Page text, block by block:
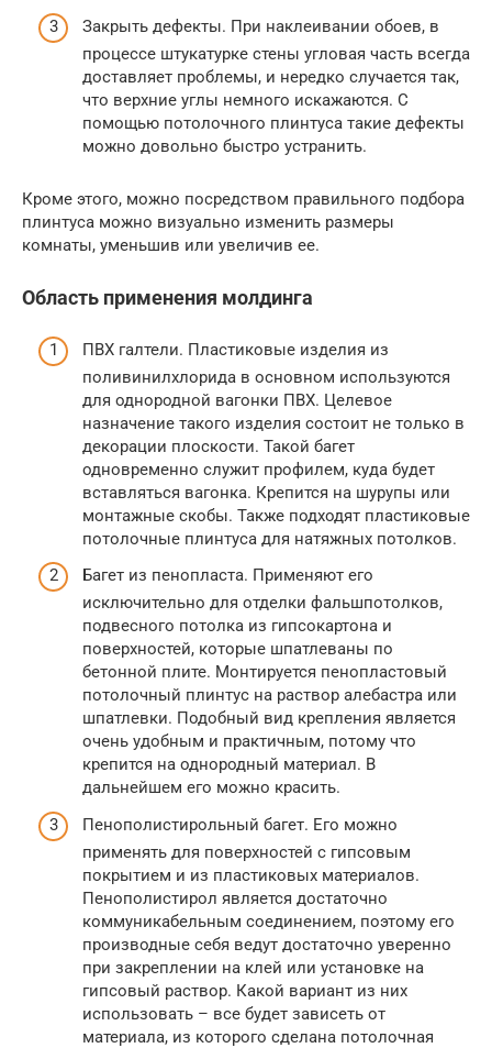
Закрыть дефекты. При наклеивании обоев, в
процессе штукатурке стены угловая часть всегда
доставляет проблемы, и нередко случается так,
что верхние углы немного искажаются. С
помощью потолочного плинтуса такие дефекты
можно довольно быстро устранить.
Кроме этого, можно посредством правильного подбора
плинтуса можно визуально изменить размеры
комнаты, уменьшив или увеличив ее.
Область применения молдинга
ПВХ галтели. Пластиковые изделия из
поливинилхлорида в основном используются
для однородной вагонки ПВХ. Целевое
назначение такого изделия состоит не только в
декорации плоскости. Такой багет
одновременно служит профилем, куда будет
вставляться вагонка. Крепится на шурупы или
монтажные скобы. Также подходят пластиковые
потолочные плинтуса для натяжных потолков.
Багет из пенопласта. Применяют его
исключительно для отделки фальшпотолков,
подвесного потолка из гипсокартона и
поверхностей, которые шпатлеваны по
бетонной плите. Монтируется пенопластовый
потолочный плинтус на раствор алебастра или
шпатлевки. Подобный вид крепления является
очень удобным и практичным, потому что
крепится на однородный материал. В
дальнейшем его можно красить.
Пенополистирольный багет. Его можно
применять для поверхностей с гипсовым
покрытием и из пластиковых материалов.
Пенополистирол является достаточно
коммуникабельным соединением, поэтому его
производные себя ведут достаточно уверенно
при закреплении на клей или установке на
гипсовый раствор. Какой вариант из них
использовать – все будет зависеть от
материала, из которого сделана потолочная